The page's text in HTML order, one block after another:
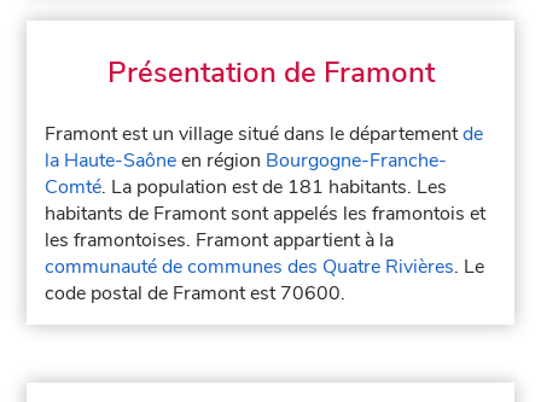
Présentation de Framont
Framont est un village situé dans le départementde
la Haute-Saôneen région Bourgogne-Franche-
Comté. La population est de 181 habitants. Les
habitants de Framont sont appelés les framontois et
les framontoises. Framont appartient à la
communauté de communes des Quatre Rivières. Le
code postal de Framont est 70600.